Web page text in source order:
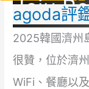
Jeju
agoda評
2025韓國濟州
很贊，位於濟
WiFi、餐廳以